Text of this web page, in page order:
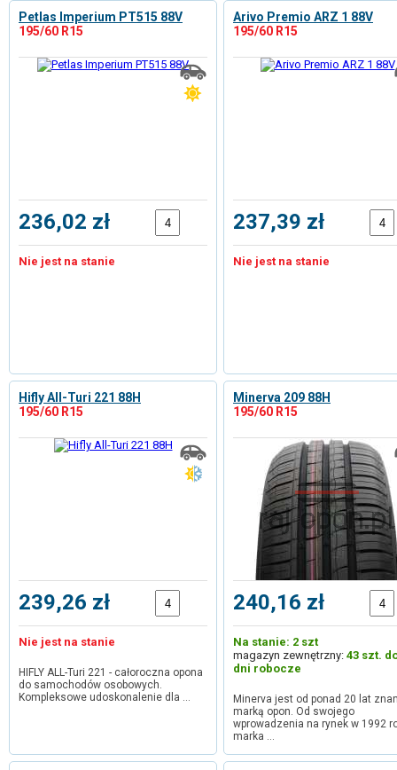
Petlas Imperium PT515 88V
195/60 R15
236,02 zł
Nie jest na stanie
Arivo Premio ARZ 1 88V
195/60 R15
237,39 zł
Nie jest na stanie
Hifly All-Turi 221 88H
195/60 R15
239,26 zł
Nie jest na stanie
HIFLY ALL-Turi 221 - całoroczna opona
do samochodów osobowych.
Kompleksowe udoskonalenie dla …
Minerva 209 88H
195/60 R15
240,16 zł
Na stanie: 2 szt
magazyn zewnętrzny: 43 szt.
dni robocze
Minerva jest od ponad 20 lat
marką opon. Od swojego
wprowadzenia na rynek w 1992
marka …